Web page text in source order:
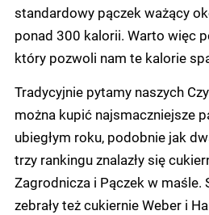
standardowy pączek ważący
ponad 300 kalorii. Warto więc
który pozwoli nam te kalorie
Tradycyjnie pytamy naszych
można kupić najsmaczniejsze
ubiegłym roku, podobnie jak
trzy rankingu znalazły się
Zagrodnicza i Pączek w maśle.
zebrały też cukiernie Weber i